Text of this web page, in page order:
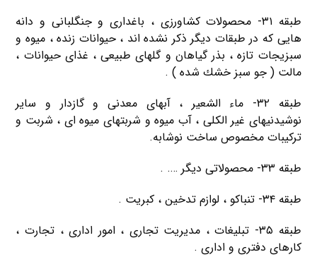
طبقه ۳۱- محصولات كشاورزی ، باغداری و جنگلبانی و دانه
هایی كه در طبقات دیگر ذكر نشده اند ، حیوانات زنده ، میوه و
سبزیجات تازه ، بذر گیاهان و گلهای طبیعی ، غذای حیوانات ،
مالت ( جو سبز خشك شده ) .
طبقه ۳۲- ماء الشعیر ، آبهای معدنی و گازدار و سایر
نوشیدنیهای غیر الكلی ، آب میوه و شربتهای میوه ای ، شربت و
تركیبات مخصوص ساخت نوشابه.
طبقه ۳۳- محصولاتی دیگر …. .
طبقه ۳۴- تنباكو ، لوازم تدخین ، كبریت .
طبقه ۳۵- تبلیغات ، مدیریت تجاری ، امور اداری ، تجارت ،
كارهای دفتری و اداری .